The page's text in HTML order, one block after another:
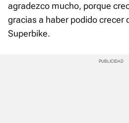
agradezco mucho, porque
gracias a haber podido crecer
Superbike.